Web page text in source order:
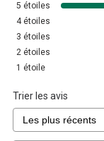
5 étoiles
4 étoiles
3 étoiles
2 étoiles
1 étoile
Trier les avis